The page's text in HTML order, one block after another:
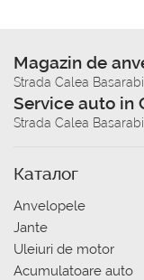
Magazin de
Strada Calea
Service auto in
Strada Calea
Каталог
Anvelopele
Jante
Uleiuri de motor
Acumulatoare auto